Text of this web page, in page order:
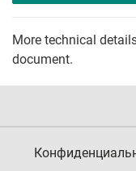
More technical
document.